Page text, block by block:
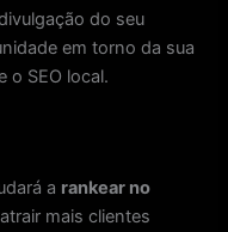
do seu
em torno da sua
o SEO local.
a rankear no
mais clientes